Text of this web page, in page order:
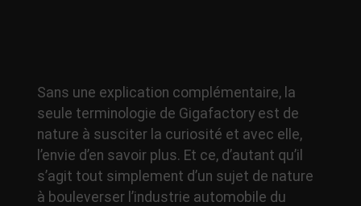
Sans une explication complémentaire, la
seule terminologie de Gigafactory est de
nature à susciter la curiosité et avec elle,
l’envie d’en savoir plus. Et ce, d’autant qu’il
s’agit tout simplement d’un sujet de nature
à bouleverser l’industrie automobile du